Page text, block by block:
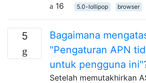
16
5.0-lollipop browser
5
Bagaimana
"Pengaturan APN
untuk pengguna
Setelah memutakhirkan